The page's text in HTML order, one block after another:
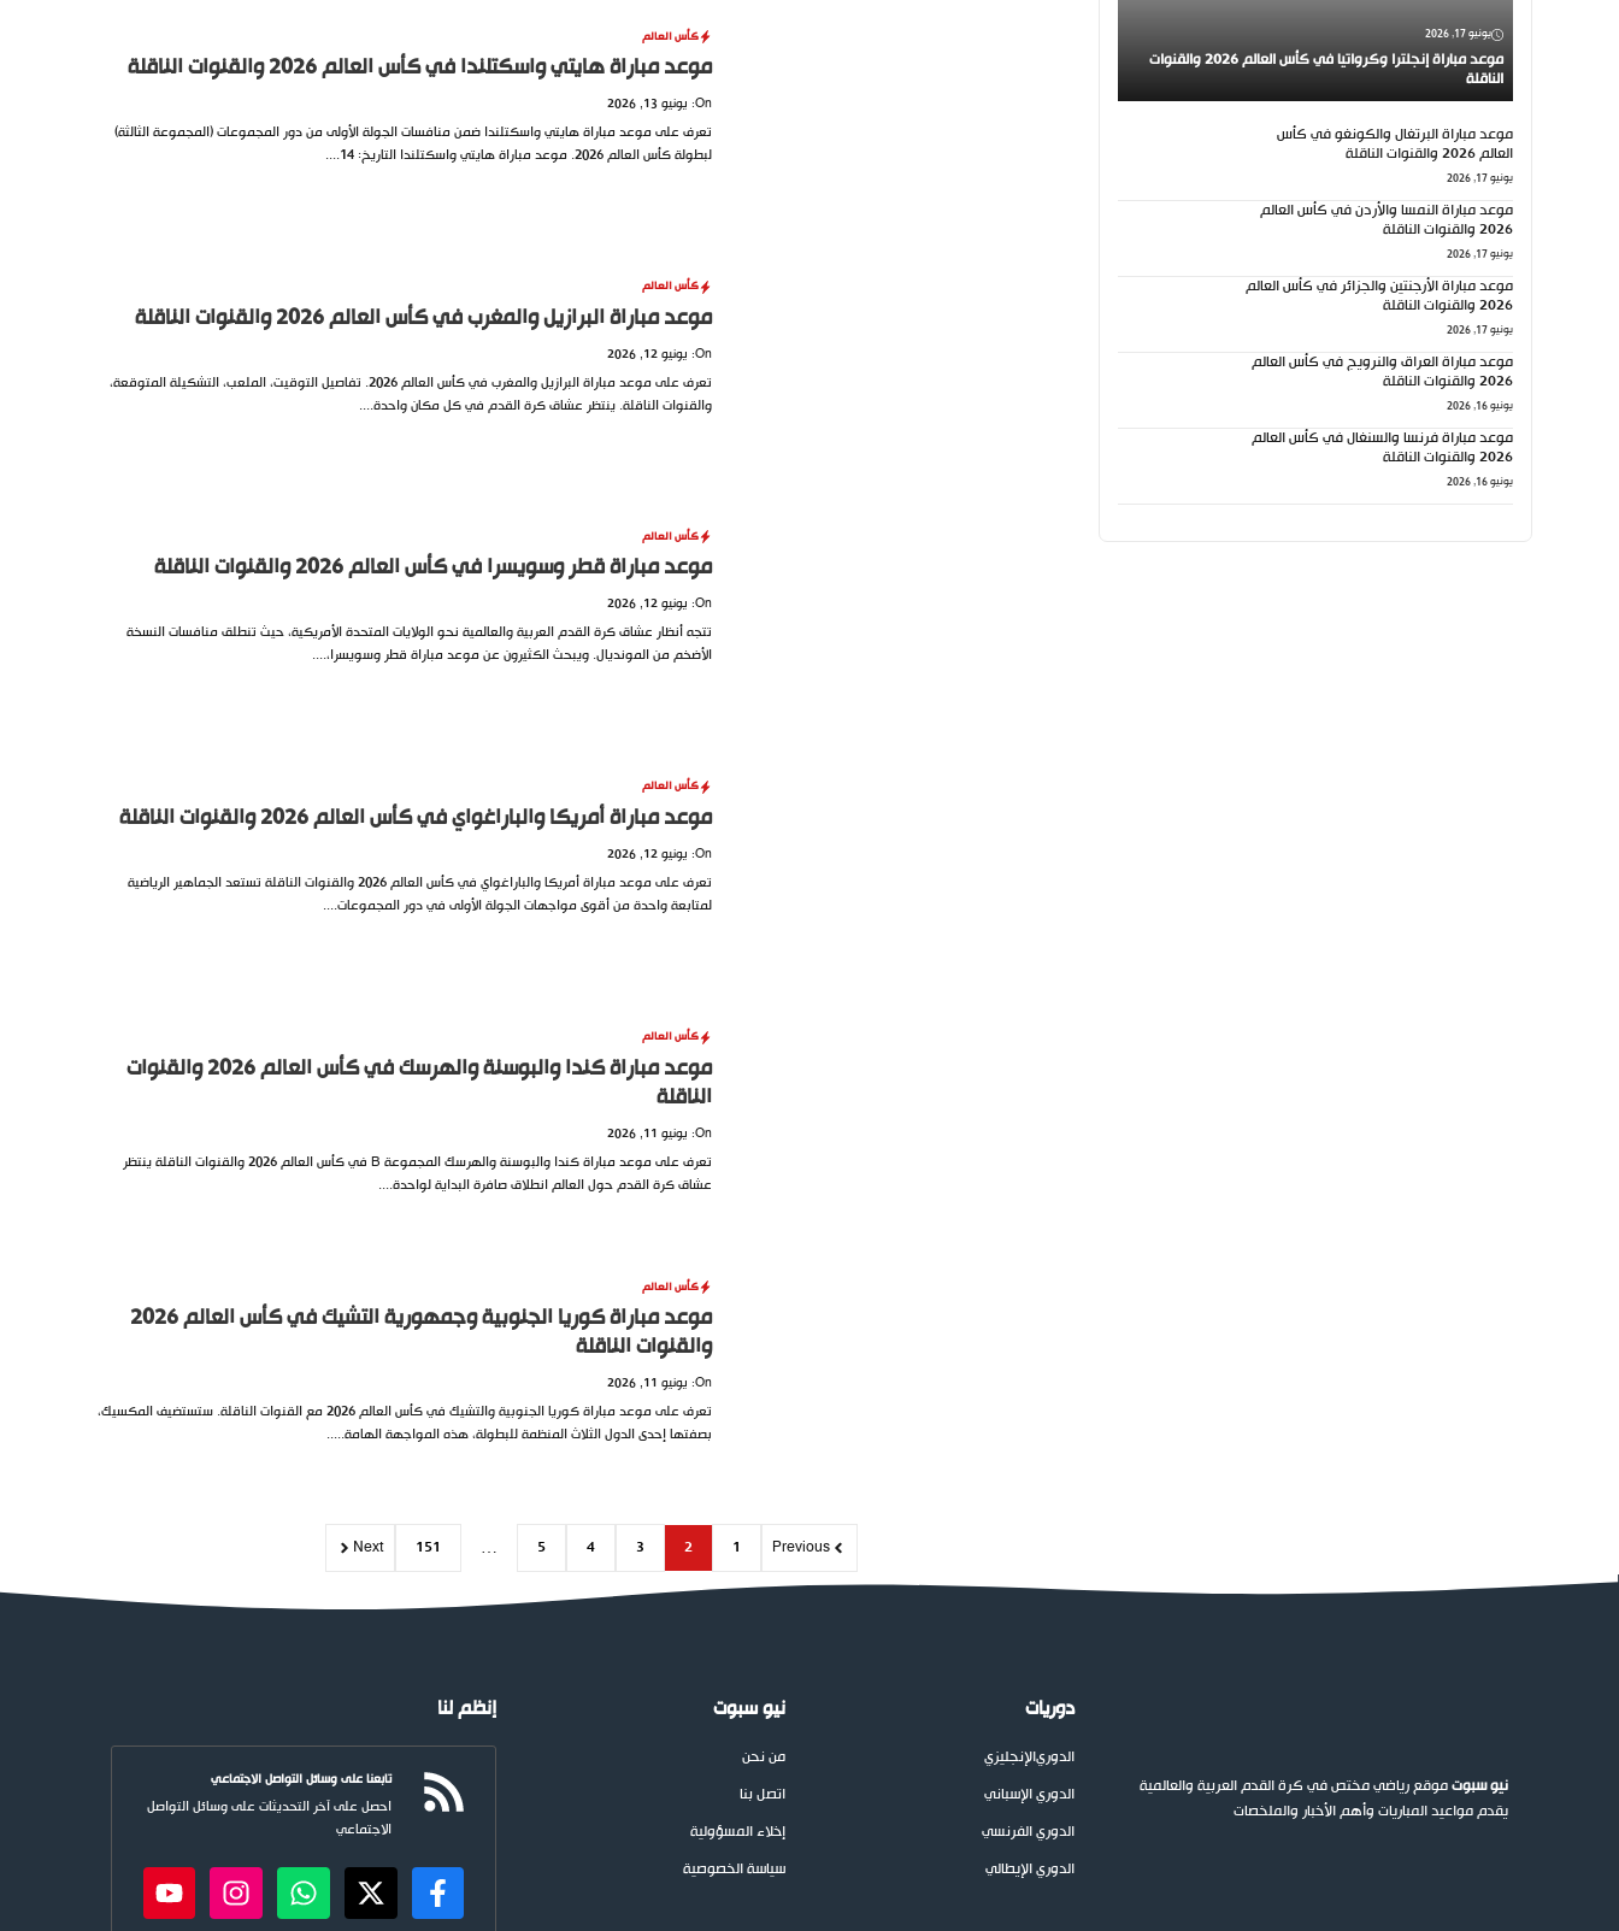
كأس العالم
موعد مباراة هايتي واسكتلندا في كأس العالم 2026 والقنوات الناقلة
On: يونيو 13, 2026
تعرف على موعد مباراة هايتي واسكتلندا ضمن منافسات الجولة الأولى من دور المجموعات (المجموعة الثالثة)
لبطولة كأس العالم 2026. موعد مباراة هايتي واسكتلندا التاريخ: 14....
كأس العالم
موعد مباراة البرازيل والمغرب في كأس العالم 2026 والقنوات الناقلة
On: يونيو 12, 2026
تعرف على موعد مباراة البرازيل والمغرب في كأس العالم 2026. تفاصيل التوقيت، الملعب، التشكيلة المتوقعة،
والقنوات الناقلة. ينتظر عشاق كرة القدم في كل مكان واحدة....
كأس العالم
موعد مباراة قطر وسويسرا في كأس العالم 2026 والقنوات الناقلة
On: يونيو 12, 2026
تتجه أنظار عشاق كرة القدم العربية والعالمية نحو الولايات المتحدة الأمريكية، حيث تنطلق منافسات النسخة
الأضخم من المونديال. ويبحث الكثيرون عن موعد مباراة قطر وسويسرا،....
كأس العالم
موعد مباراة أمريكا والباراغواي في كأس العالم 2026 والقنوات الناقلة
On: يونيو 12, 2026
تعرف على موعد مباراة أمريكا والباراغواي في كأس العالم 2026 والقنوات الناقلة تستعد الجماهير الرياضية
لمتابعة واحدة من أقوى مواجهات الجولة الأولى في دور المجموعات....
كأس العالم
موعد مباراة كندا والبوسنة والهرسك في كأس العالم 2026 والقنوات
الناقلة
On: يونيو 11, 2026
تعرف على موعد مباراة كندا والبوسنة والهرسك المجموعة B في كأس العالم 2026 والقنوات الناقلة ينتظر
عشاق كرة القدم حول العالم انطلاق صافرة البداية لواحدة....
كأس العالم
موعد مباراة كوريا الجنوبية وجمهورية التشيك في كأس العالم 2026
والقنوات الناقلة
On: يونيو 11, 2026
تعرف على موعد مباراة كوريا الجنوبية والتشيك في كأس العالم 2026 مع القنوات الناقلة. ستستضيف المكسيك،
بصفتها إحدى الدول الثلاث المنظمة للبطولة، هذه المواجهة الهامة.....
Previous
1
2
3
4
5
…
151
Next
يونيو 17, 2026
موعد مباراة إنجلترا وكرواتيا في كأس العالم 2026 والقنوات
الناقلة
موعد مباراة البرتغال والكونغو في كأس
العالم 2026 والقنوات الناقلة
يونيو 17, 2026
موعد مباراة النمسا والأردن في كأس العالم
2026 والقنوات الناقلة
يونيو 17, 2026
موعد مباراة الأرجنتين والجزائر في كأس العالم
2026 والقنوات الناقلة
يونيو 17, 2026
موعد مباراة العراق والنرويج في كأس العالم
2026 والقنوات الناقلة
يونيو 16, 2026
موعد مباراة فرنسا والسنغال في كأس العالم
2026 والقنوات الناقلة
يونيو 16, 2026
نيو سبوتموقع رياضي مختص في كرة القدم العربية والعالمية
يقدم مواعيد المباريات وأهم الأخبار والملخصات
دوريات
الدوريالإنجليزي
الدوري الإسباني
الدوري الفرنسي
الدوري الإيطالي
نيو سبوت
من نحن
اتصل بنا
إخلاء المسؤولية
سياسة الخصوصية
إنظم لنا
تابعنا على وسائل التواصل الاجتماعي
احصل على آخر التحديثات على وسائل التواصل
الاجتماعي